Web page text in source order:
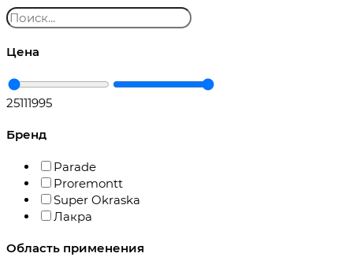
Цена
25111995
Бренд
Parade
Proremontt
Super Okraska
Лакра
Область применения